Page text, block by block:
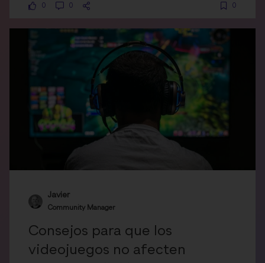
0 0 0
Javier
Community Manager
Consejos para que los
videojuegos no afecten